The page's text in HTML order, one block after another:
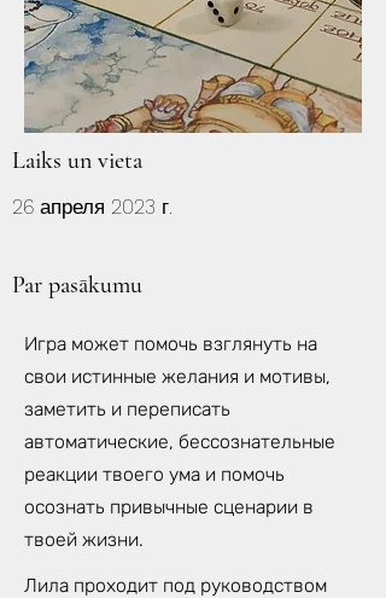
Laiks un vieta
26 апреля 2023 г.
Par pasākumu
Игра может помочь взглянуть на
свои истинные желания и мотивы,
заметить и переписать
автоматические, бессознательные
реакции твоего ума и помочь
осознать привычные сценарии в
твоей жизни.
Лила проходит под руководством